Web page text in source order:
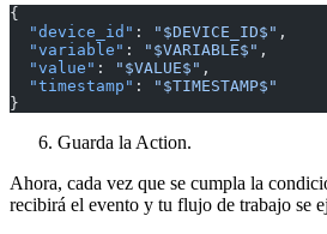
{
  "device_id"
: "$DEVICE_ID$" ,
  "variable"
: "$VARIABLE$" ,
  "value"
: "$VALUE$" ,
  "timestamp"
:
"$TIMESTAMP$"
}
Guarda la Action.
Ahora, cada vez que se cumpla la
recibirá el evento y tu flujo de trabajo se